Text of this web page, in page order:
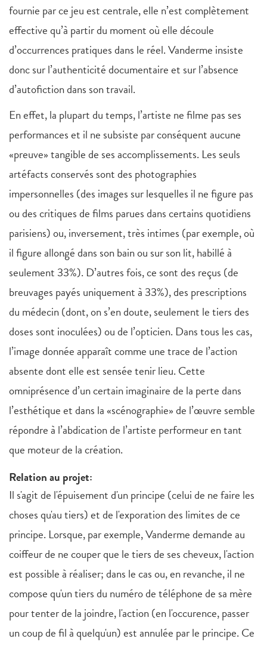
fournie par ce jeu est centrale, elle n’est complètement
effective qu’à partir du moment où elle découle
d’occurrences pratiques dans le réel. Vanderme insiste
donc sur l’authenticité documentaire et sur l’absence
d’autofiction dans son travail.
En effet, la plupart du temps, l’artiste ne filme pas ses
performances et il ne subsiste par conséquent aucune
«preuve» tangible de ses accomplissements. Les seuls
artéfacts conservés sont des photographies
impersonnelles (des images sur lesquelles il ne figure pas
ou des critiques de films parues dans certains quotidiens
parisiens) ou, inversement, très intimes (par exemple, où
il figure allongé dans son bain ou sur son lit, habillé à
seulement 33%). D’autres fois, ce sont des reçus (de
breuvages payés uniquement à 33%), des prescriptions
du médecin (dont, on s’en doute, seulement le tiers des
doses sont inoculées) ou de l’opticien. Dans tous les cas,
l’image donnée apparaît comme une trace de l’action
absente dont elle est sensée tenir lieu. Cette
omniprésence d’un certain imaginaire de la perte dans
l’esthétique et dans la «scénographie» de l’œuvre semble
répondre à l’abdication de l’artiste performeur en tant
que moteur de la création.
Relation au projet:
Il s'agit de l'épuisement d'un principe (celui de ne faire les
choses qu'au tiers) et de l'exporation des limites de ce
principe. Lorsque, par exemple, Vanderme demande au
coiffeur de ne couper que le tiers de ses cheveux, l'action
est possible à réaliser; dans le cas ou, en revanche, il ne
compose qu'un tiers du numéro de téléphone de sa mère
pour tenter de la joindre, l'action (en l'occurence, passer
un coup de fil à quelqu'un) est annulée par le principe. Ce